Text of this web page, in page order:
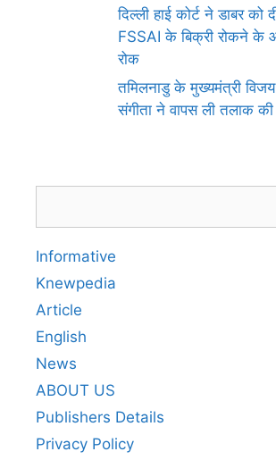
दिल्ली हाई कोर्ट ने डाबर को
FSSAI के बिक्री रोकने के
रोक
तमिलनाडु के मुख्यमंत्री विजय
संगीता ने वापस ली तलाक की
Informative
Knewpedia
Article
English
News
ABOUT US
Publishers Details
Privacy Policy